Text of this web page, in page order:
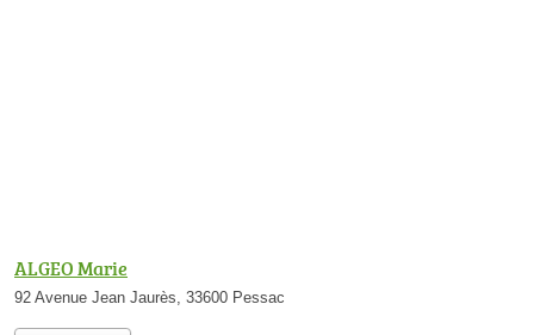
ALGEO Marie
92 Avenue Jean Jaurès, 33600 Pessac